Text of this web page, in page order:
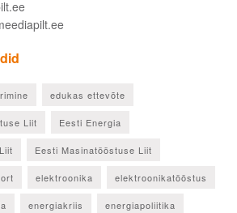
edukas ettevõte
Liit Eesti Energia
Eesti Masinatööstuse Liit
elektroonika elektroonikatööstus
energiakriis energiapoliitika